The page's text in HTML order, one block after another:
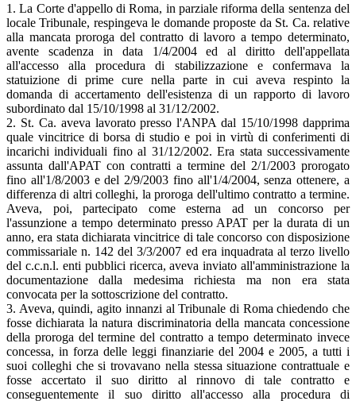
1. La Corte d'appello di Roma, in parziale riforma della sentenza del
locale Tribunale, respingeva le domande proposte da St. Ca. relative
alla mancata proroga del contratto di lavoro a tempo determinato,
avente scadenza in data 1/4/2004 ed al diritto dell'appellata
all'accesso alla procedura di stabilizzazione e confermava la
statuizione di prime cure nella parte in cui aveva respinto la
domanda di accertamento dell'esistenza di un rapporto di lavoro
subordinato dal 15/10/1998 al 31/12/2002.
2. St. Ca. aveva lavorato presso l'ANPA dal 15/10/1998 dapprima
quale vincitrice di borsa di studio e poi in virtù di conferimenti di
incarichi individuali fino al 31/12/2002. Era stata successivamente
assunta dall'APAT con contratti a termine del 2/1/2003 prorogato
fino all'1/8/2003 e del 2/9/2003 fino all'1/4/2004, senza ottenere, a
differenza di altri colleghi, la proroga dell'ultimo contratto a termine.
Aveva, poi, partecipato come esterna ad un concorso per
l'assunzione a tempo determinato presso APAT per la durata di un
anno, era stata dichiarata vincitrice di tale concorso con disposizione
commissariale n. 142 del 3/3/2007 ed era inquadrata al terzo livello
del c.c.n.l. enti pubblici ricerca, aveva inviato all'amministrazione la
documentazione dalla medesima richiesta ma non era stata
convocata per la sottoscrizione del contratto.
3. Aveva, quindi, agito innanzi al Tribunale di Roma chiedendo che
fosse dichiarata la natura discriminatoria della mancata concessione
della proroga del termine del contratto a tempo determinato invece
concessa, in forza delle leggi finanziarie del 2004 e 2005, a tutti i
suoi colleghi che si trovavano nella stessa situazione contrattuale e
fosse accertato il suo diritto al rinnovo di tale contratto e
conseguentemente il suo diritto all'accesso alla procedura di